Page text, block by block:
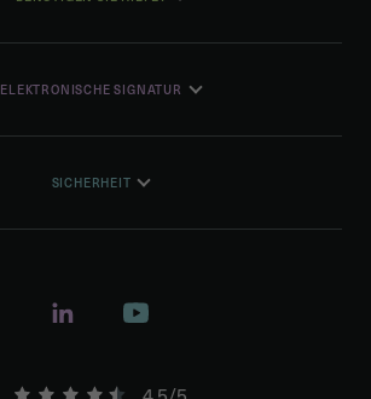
ELEKTRONISCHE SIGNATUR
SICHERHEIT